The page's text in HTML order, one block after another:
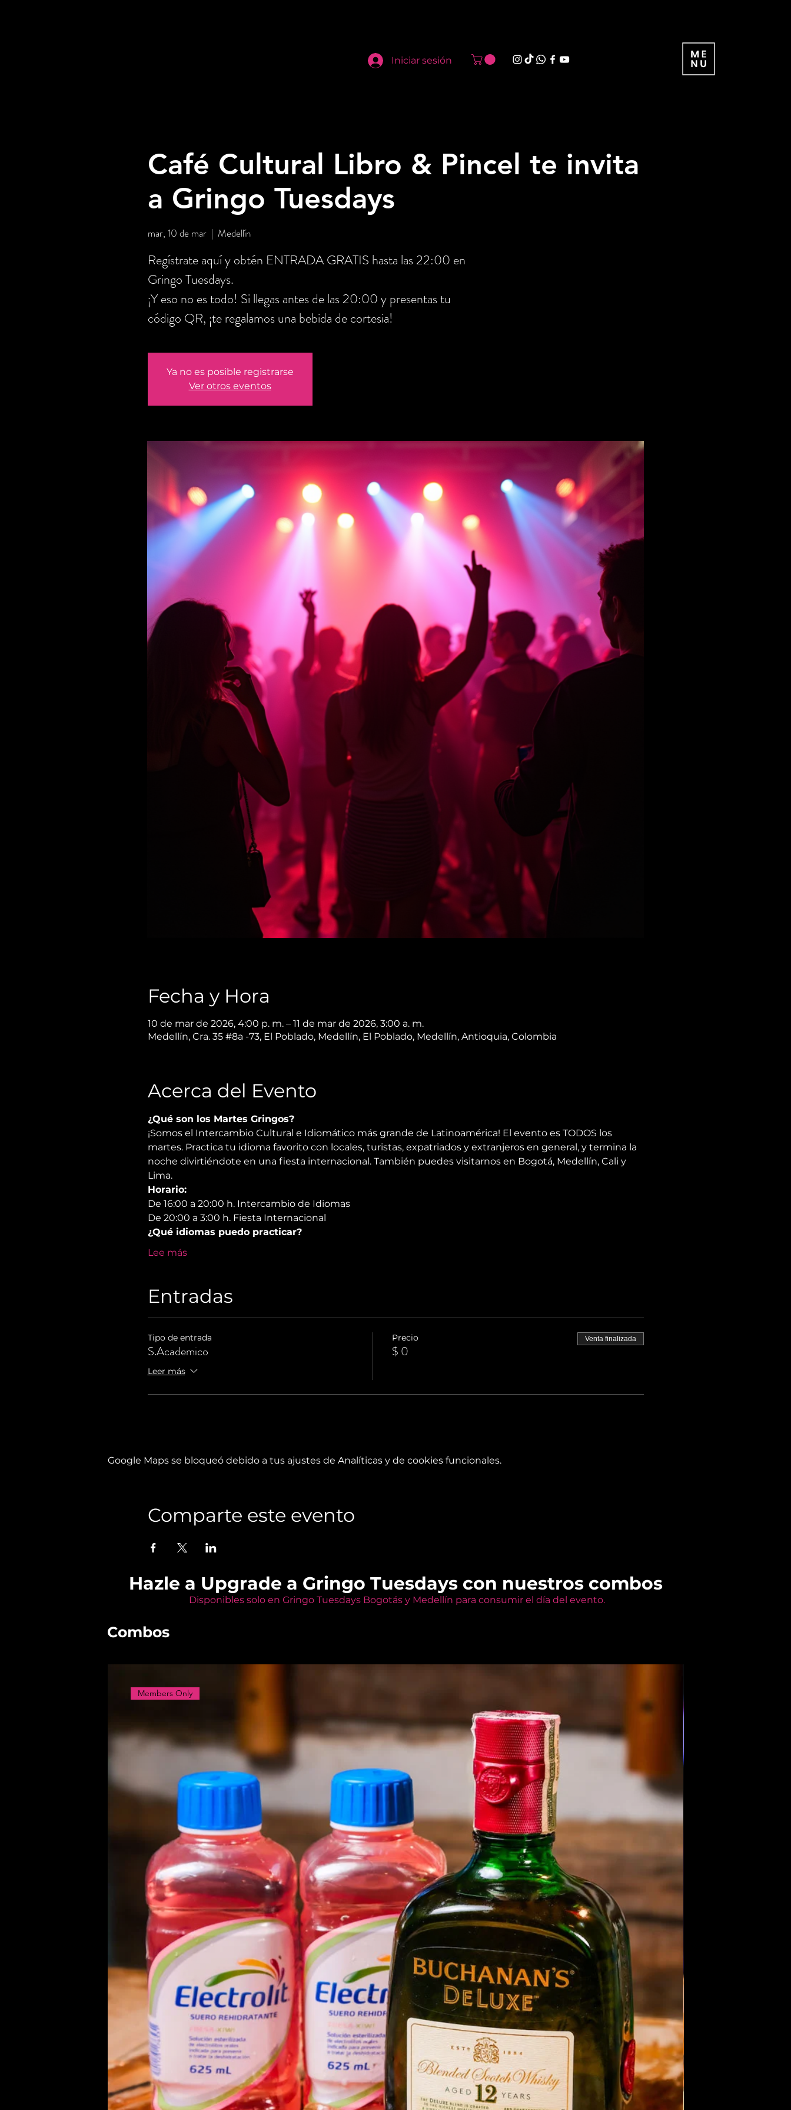
Iniciar sesión
Café Cultural Libro & Pincel te invita
a Gringo Tuesdays
mar, 10 de mar
  |
Medellín
Regístrate aquí y obtén ENTRADA GRATIS hasta las 22:00 en
Gringo Tuesdays.
¡Y eso no es todo! Si llegas antes de las 20:00 y presentas tu
código QR, ¡te regalamos una bebida de cortesia!
Ya no es posible registrarse
Ver otros eventos
Fecha y Hora
10 de mar de 2026, 4:00 p. m. – 11 de mar de 2026, 3:00 a. m.
Medellín, Cra. 35 #8a -73, El Poblado, Medellín, El Poblado, Medellín, Antioquia, Colombia
Acerca del Evento
¿Qué son los Martes Gringos?
¡Somos el Intercambio Cultural e Idiomático más grande de Latinoamérica! El evento es TODOS los
martes. Practica tu idioma favorito con locales, turistas, expatriados y extranjeros en general, y termina la
noche divirtiéndote en una fiesta internacional. También puedes visitarnos en Bogotá, Medellín, Cali y
Lima.
Horario:
De 16:00 a 20:00 h. Intercambio de Idiomas
De 20:00 a 3:00 h. Fiesta Internacional
¿Qué idiomas puedo practicar?
Lee más
Entradas
Tipo de entrada
S.Academico
Leer más
Precio
$ 0
Venta finalizada
Google Maps se bloqueó debido a tus ajustes de Analíticas y de cookies funcionales.
Comparte este evento
Hazle a Upgrade a Gringo Tuesdays con nuestros combos
Disponibles solo en Gringo Tuesdays Bogotás y Medellín para consumir el día del evento.
Combos
Members Only